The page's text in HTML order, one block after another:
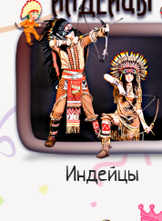
Индейцы